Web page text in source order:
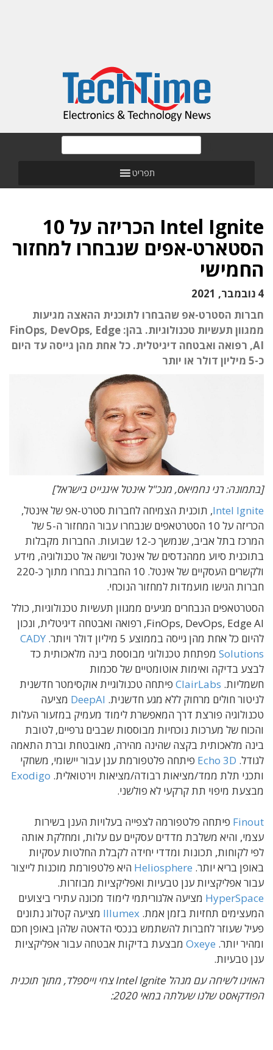
תפריט
Intel Ignite הכריזה על 10
הסטארט-אפים שנבחרו למחזור
החמישי
4 נובמבר, 2021
חברות הסטרט-אפ שהבחרו לתוכנית ההאצה מגיעות
ממגוון תעשיות טכנולוגיות. בהן: FinOps, DevOps, Edge
AI, רפואה ואבטחה דיגיטלית. כל אחת מהן גייסה עד היום
כ-5 מיליון דולר או יותר
[בתמונה: רני נחמיאס, מנכ"ל אינטל איגנייט בישראל]
Intel Ignite, תוכנית הצמיחה לחברות סטרט-אפ של אינטל,
הכריזה על 10 הסטרטאפים שנבחרו עבור המחזור ה-5 של
המרכז בתל אביב, שנמשך כ-12 שבועות.
החברות מקבלות
בתוכנית סיוע ממהנדסים של אינטל וגישה אל טכנולוגיה, מידע
ולקשרים העסקיים של אינטל. 10 החברות נבחרו מתוך כ-220
חברות הגישו מועמדות למחזור הנוכחי.
הסטרטאפים הנבחרים מגיעים ממגוון תעשיות טכנולוגיות, כולל
FinOps, DevOps, Edge AI, רפואה ואבטחה דיגיטלית, ונכון
להיום כל אחת מהן גייסה בממוצע 5 מיליון דולר ויותר.
CADY
Solutions מפתחת טכנולוגי מבוססת בינה מלאכותית כד
לבצע בדיקה ואימות אוטומטיים של סכמות
חשמליות. ClairLabs פיתחה טכנולוגיית אוקסימטר חדשנית
לניטור חולים מרחוק ללא מגע חדשנית. DeepAI מציעה
טכנולוגיה פורצת דרך המאפשרת לימוד מעמיק במזעור העלות
והכוח של מערכות נוכחיות מבוססות שבבים גרפיים, לטובת
בינה מלאכותית בקצה שהינה מהירה, מאובטחת וברת התאמה
לגודל. Echo 3D פיתחה פלטפורמת ענן עבור יישומי, משחקי
ותכני תלת ממד/מציאות רבודה/מציאות וירטואלית. Exodigo
מבצעת מיפוי תת קרקעי לא פולשני.
Finout פיתחה פלטפורמה לצפייה בעלויות הענן בשירות
עצמי, והיא משלבת מדדים עסקיים עם עלות, ומחלקת אותה
לפי לקוחות, תכונות ומדדי יחידה לקבלת החלטות עסקיות
באופן בריא יותר. Heliosphere היא פלטפורמת מוכנות לייצור
עבור אפליקציות ענן טבעיות ואפליקציות מבוזרות.
HyperSpace מציעה אלגוריתמי לימוד מכונה עתירי ביצועים
המעצימים תחזיות בזמן אמת. Illumex מציעה קטלוג נתונים
פעיל שעוזר לחברות להשתמש בנכסי הדאטה שלהן באופן חכם
ומהיר יותר. Oxeye מבצעת בדיקות אבטחה עבור אפליקציות
ענן טבעיות.
האזינו לשיחה עם מנהל Intel Ignite צחי וייספלד, מתוך תוכנית
הפודקאסט שלנו שעלתה במאי 2020: